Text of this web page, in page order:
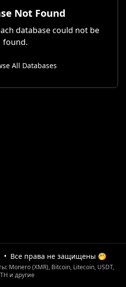
Not Found
database could not be
found.
All Databases
• Все права не защищены 🤭
Monero (XMR), Bitcoin, Litecoin, USDT,
и другие